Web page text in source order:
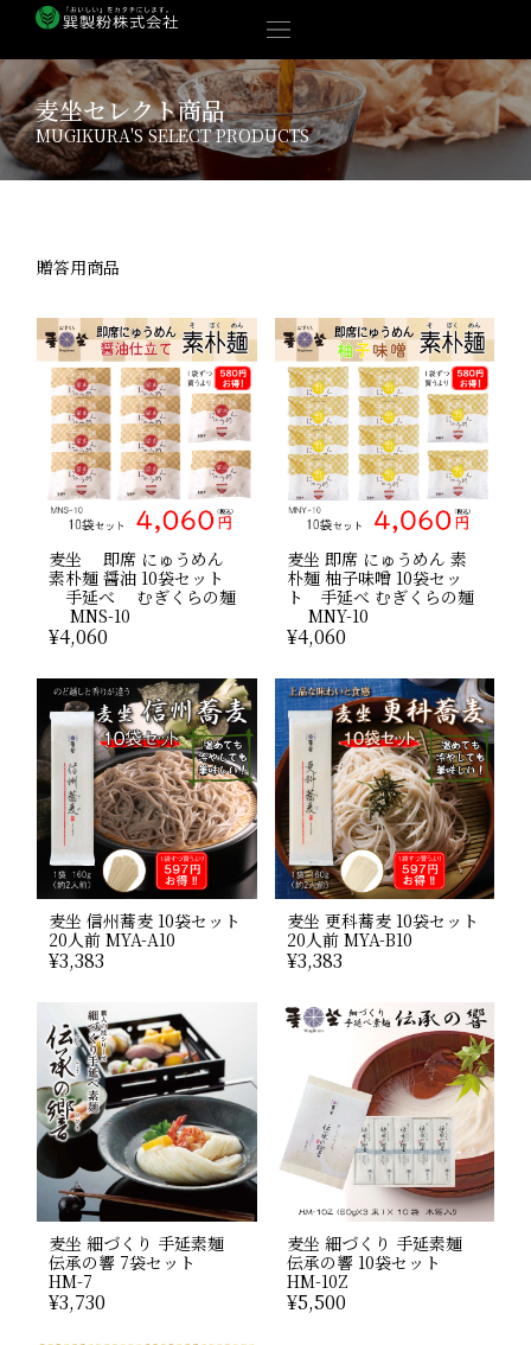
ス
キ
ッ
麦坐セレクト商品
MUGIKURA'S SELECT PRODUCTS
贈答用商品
麦坐 即席 にゅうめん
素朴麺 醤油 10袋セット
手延べ むぎくらの麺
MNS-10
¥4,060
麦坐 即席 にゅうめん 素
朴麺 柚子味噌 10袋セッ
ト 手延べ むぎくらの麺
MNY-10
¥4,060
麦坐 信州蕎麦 10袋セット
20人前 MYA-A10
¥3,383
麦坐 更科蕎麦 10袋セット
20人前 MYA-B10
¥3,383
麦坐 細づくり 手延素麺
伝承の響 7袋セット
HM-7
¥3,730
麦坐 細づくり 手延素麺
伝承の響 10袋セット
HM-10Z
¥5,500